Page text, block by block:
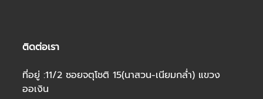
ติดต่อเรา
ที่อยู่ :11/2 ซอยจตุโชติ 15(นาสวน-เนียมกล่ำ) แขวง
ออเงิน